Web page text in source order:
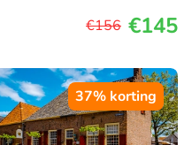
€156 €145
37% korting